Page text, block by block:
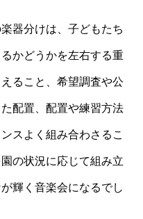
器分けは、子どもたち
かどうかを左右する重
ること、希望調査や公
配置、配置や練習方法
スよく組み合わさるこ
の状況に応じて組み立
輝く音楽会になるでし